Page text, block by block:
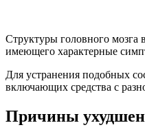
Структуры головного мозга
имеющего характерные
Для устранения подобных
включающих средства с
Причины